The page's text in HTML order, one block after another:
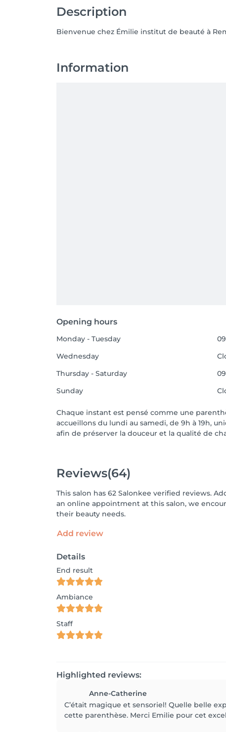
Description
Information
Opening hours
Monday - Tuesday
Wednesday
Thursday - Saturday
Sunday
Chaque instant est pensé comme une
accueillons du lundi au samedi, de 9h à 19h,
afin de préserver la douceur et la qualité de
Reviews(64)
This salon has 62 Salonkee verified reviews.
an online appointment at this salon, we
their beauty needs.
Add review
Details
End result
Ambiance
Staff
Highlighted reviews:
Anne-Catherine
C’était magique et sensoriel! Quelle belle
cette parenthèse. Merci Emilie pour cet